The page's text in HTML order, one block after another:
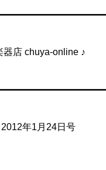
器店 chuya-online ♪
年1月24日号